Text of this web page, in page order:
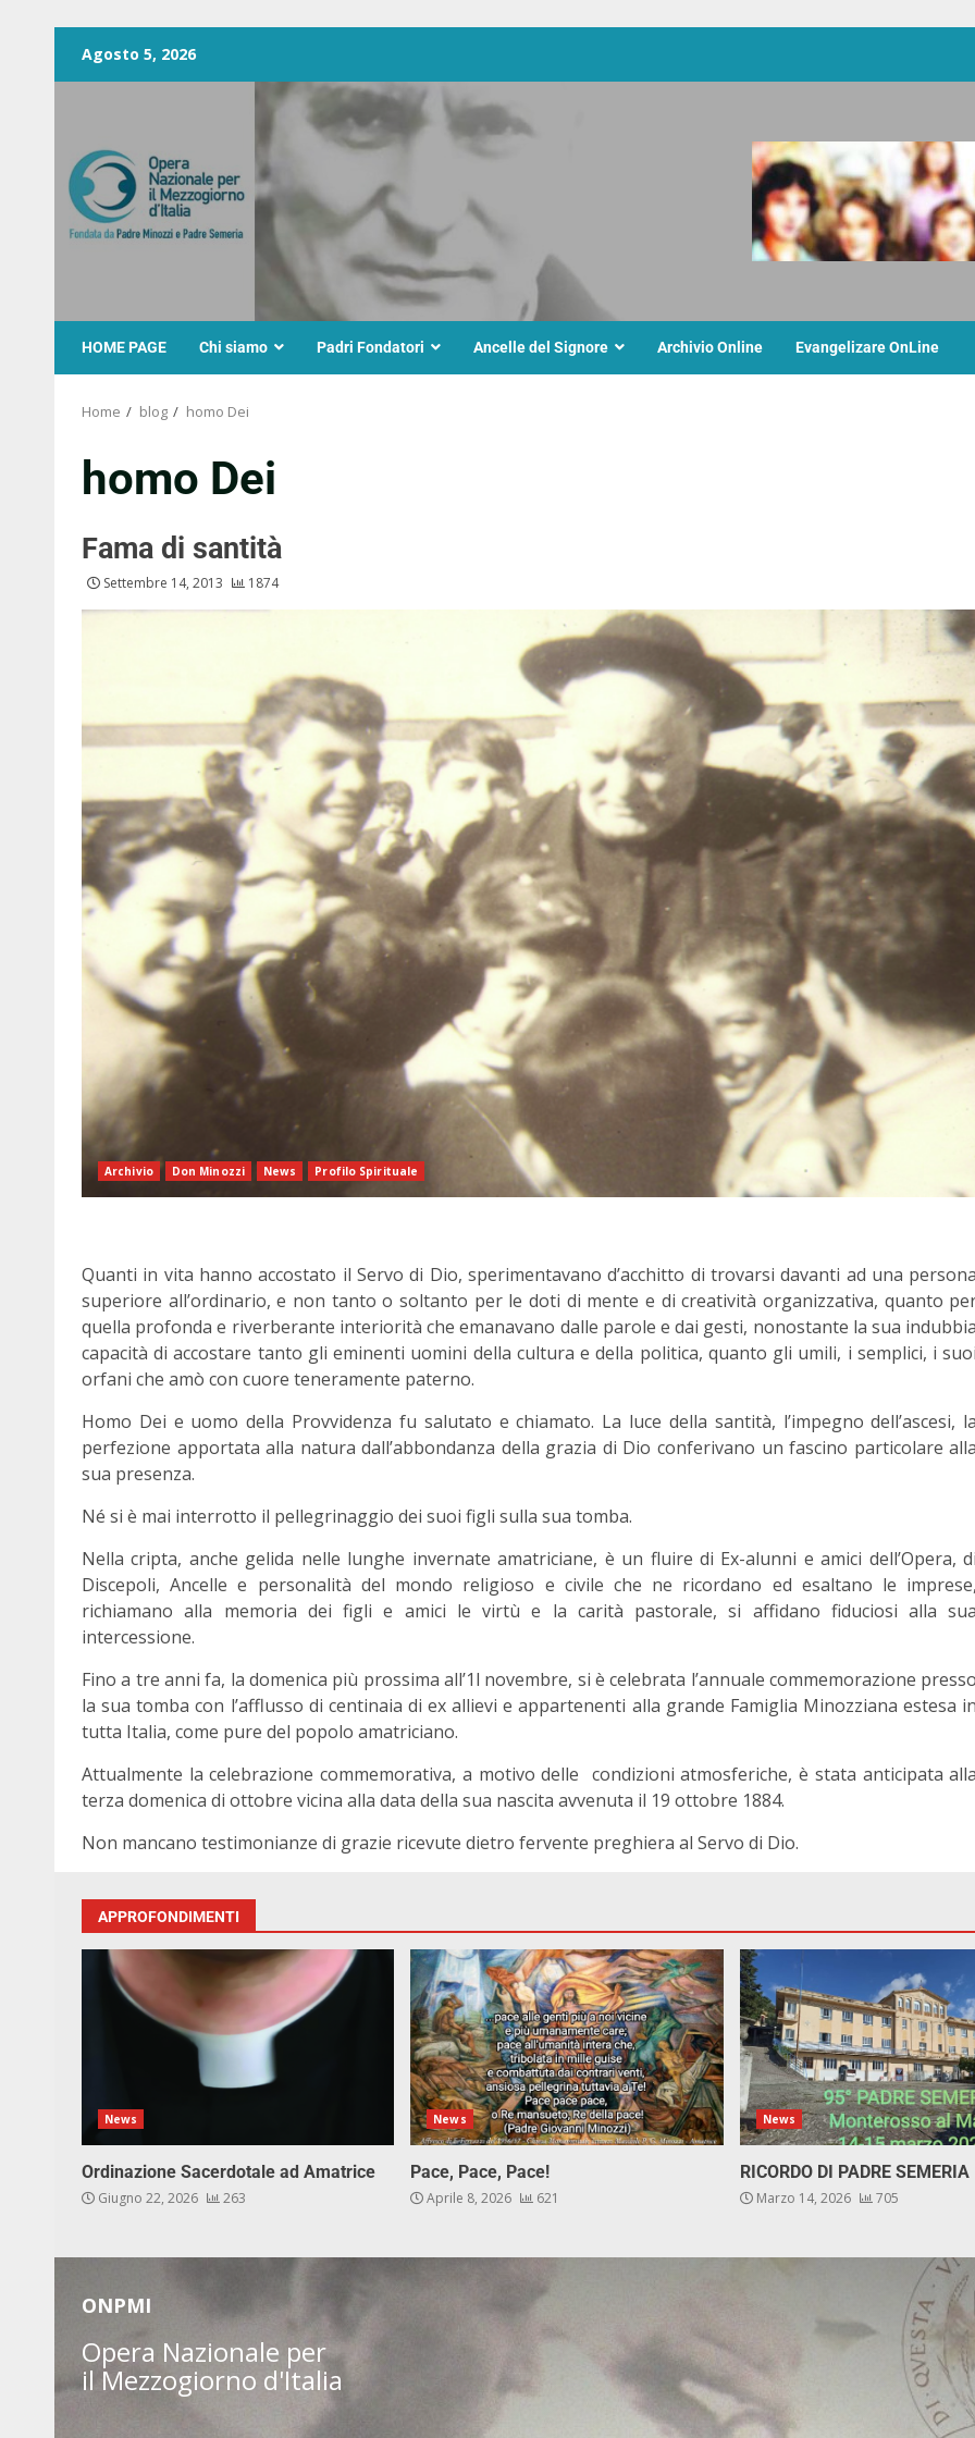
Agosto 5, 2026
HOME PAGE Chi siamo Padri Fondatori Ancelle del Signore Archivio Online Evangelizare OnLine
Home blog homo Dei
homo Dei
Fama di santità
Settembre 14, 2013 1874
Archivio Don Minozzi News Profilo Spirituale
Quanti in vita hanno accostato il Servo di Dio, sperimentavano d’acchitto di trovarsi davanti ad una persona
superiore all’ordinario, e non tanto o soltanto per le doti di mente e di creatività organizzativa, quanto
quella profonda e riverberante interiorità che emanavano dalle parole e dai gesti, nonostante la sua indubbia
capacità di accostare tanto gli eminenti uomini della cultura e della politica, quanto gli umili, i semplici, i suoi
orfani che amò con cuore teneramente paterno.
Homo Dei e uomo della Provvidenza fu salutato e chiamato. La luce della santità, l’impegno dell’ascesi, la
perfezione apportata alla natura dall’abbondanza della grazia di Dio conferivano un fascino particolare alla
sua presenza.
Né si è mai interrotto il pellegrinaggio dei suoi figli sulla sua tomba.
Nella cripta, anche gelida nelle lunghe invernate amatriciane, è un fluire di Ex-alunni e amici dell’Opera, di
Discepoli, Ancelle e personalità del mondo religioso e civile che ne ricordano ed esaltano le imprese,
richiamano alla memoria dei figli e amici le virtù e la carità pastorale, si affidano fiduciosi alla sua
intercessione.
Fino a tre anni fa, la domenica più prossima all’1l novembre, si è celebrata l’annuale commemorazione presso
la sua tomba con l’afflusso di centinaia di ex allievi e appartenenti alla grande Famiglia Minozziana estesa in
tutta Italia, come pure del popolo amatriciano.
Attualmente la celebrazione commemorativa, a motivo delle condizioni atmosferiche, è stata anticipata alla
terza domenica di ottobre vicina alla data della sua nascita avvenuta il 19 ottobre 1884.
Non mancano testimonianze di grazie ricevute dietro fervente preghiera al Servo di Dio.
APPROFONDIMENTI
News
Ordinazione Sacerdotale ad Amatrice
Giugno 22, 2026 263
News
Pace, Pace, Pace!
Aprile 8, 2026 621
News
RICORDO DI PADRE SEMERIA
Marzo 14, 2026 705
ONPMI
Opera Nazionale per
il Mezzogiorno d'Italia